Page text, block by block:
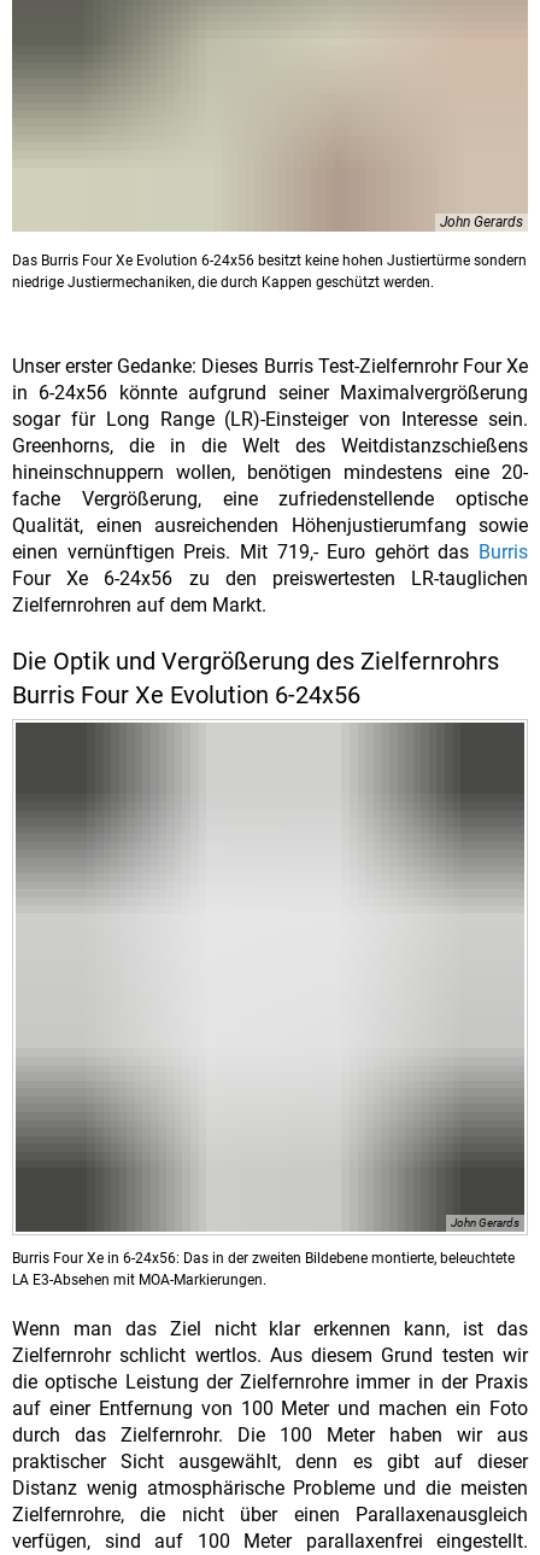
John Gerards
Das Burris Four Xe Evolution 6-24x56 besitzt keine hohen Justiertürme sondern
niedrige Justiermechaniken, die durch Kappen geschützt werden.
Unser erster Gedanke: Dieses Burris Test-Zielfernrohr Four Xe
in 6-24x56 könnte aufgrund seiner Maximalvergrößerung
sogar für Long Range (LR)-Einsteiger von Interesse sein.
Greenhorns, die in die Welt des Weitdistanzschießens
hineinschnuppern wollen, benötigen mindestens eine 20-
fache Vergrößerung, eine zufriedenstellende optische
Qualität, einen ausreichenden Höhenjustierumfang sowie
einen vernünftigen Preis. Mit 719,- Euro gehört das Burris
Four Xe 6-24x56 zu den preiswertesten LR-tauglichen
Zielfernrohren auf dem Markt.
Die Optik und Vergrößerung des Zielfernrohrs
Burris Four Xe Evolution 6-24x56
John Gerards
Burris Four Xe in 6-24x56: Das in der zweiten Bildebene montierte, beleuchtete
LA E3-Absehen mit MOA-Markierungen.
Wenn man das Ziel nicht klar erkennen kann, ist das
Zielfernrohr schlicht wertlos. Aus diesem Grund testen wir
die optische Leistung der Zielfernrohre immer in der Praxis
auf einer Entfernung von 100 Meter und machen ein Foto
durch das Zielfernrohr. Die 100 Meter haben wir aus
praktischer Sicht ausgewählt, denn es gibt auf dieser
Distanz wenig atmosphärische Probleme und die meisten
Zielfernrohre, die nicht über einen Parallaxenausgleich
verfügen, sind auf 100 Meter parallaxenfrei eingestellt.